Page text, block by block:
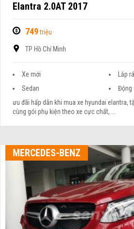
Elantra 2.0AT 2017
749triệu
TP Hồ Chí Minh
Xe mới
Lắp
Sedan
Động
ưu đãi hấp dẫn khi mua xe hyundai elantra,
cùng gói phụ kiện theo xe cực chất, ...
MERCEDES-BENZ